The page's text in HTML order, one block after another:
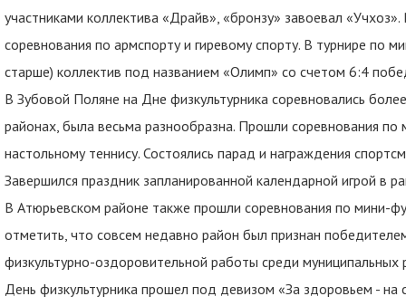
участниками коллектива «Драйв», «бронзу» завоевал
соревнования по армспорту и гиревому спорту. В турнире по
старше) коллектив под названием «Олимп» со счетом 6:4
В Зубовой Поляне на Дне физкультурника соревновались
районах, была весьма разнообразна. Прошли соревнования
настольному теннису. Состоялись парад и награждения
Завершился праздник запланированной календарной игрой в
В Атюрьевском районе также прошли соревнования по мини-
отметить, что совсем недавно район был признан
физкультурно-оздоровительной работы среди
День физкультурника прошел под девизом «За здоровьем -